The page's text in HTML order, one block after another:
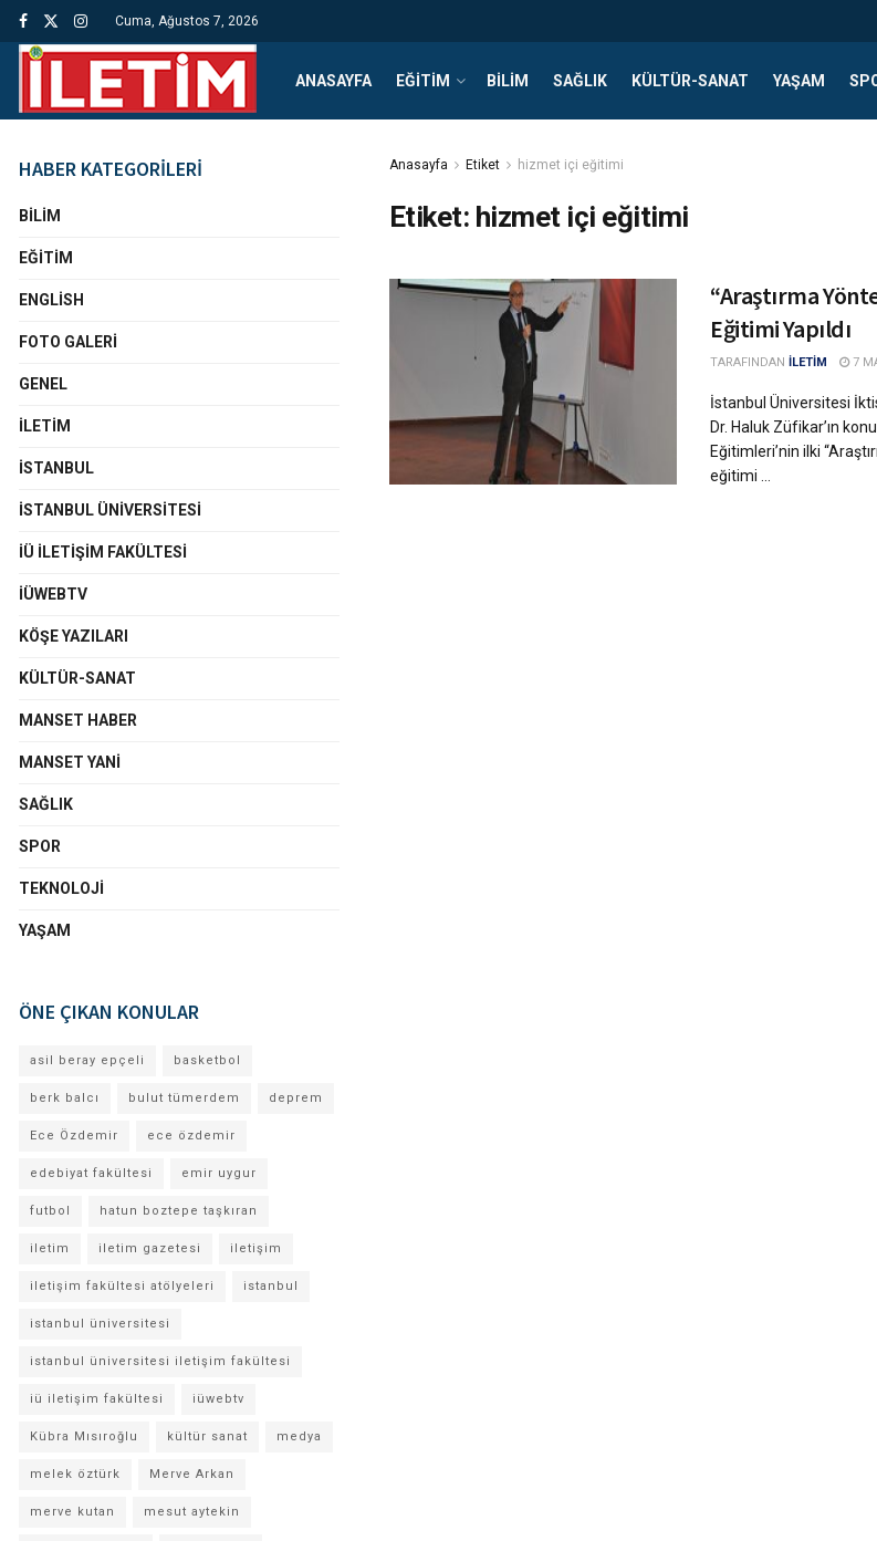
Cuma, Ağustos 7, 2026
ANASAYFA EĞITIM BILIM SAĞLIK KÜLTÜR-SANAT YAŞAM
Anasayfa Etiket hizmet içi eğitimi
Etiket: hizmet içi eğitimi
“Araştırma
Eğitimi Yapıldı
TARAFINDAN İLETİM 7
İstanbul Üniversitesi
Dr. Haluk Züfikar’ın
Eğitimleri’nin ilki
eğitimi ...
HABER KATEGORİLERİ
BILIM
EĞITIM
ENGLISH
FOTO GALERI
GENEL
İLETIM
İSTANBUL
İSTANBUL ÜNIVERSITESI
İÜ İLETIŞIM FAKÜLTESI
İÜWEBTV
KÖŞE YAZILARI
KÜLTÜR-SANAT
MANSET HABER
MANSET YANI
SAĞLIK
SPOR
TEKNOLOJI
YAŞAM
ÖNE ÇIKAN KONULAR
asil beray epçeli basketbol
berk balcı bulut tümerdem deprem
Ece Özdemir ece özdemir
edebiyat fakültesi emir uygur
futbol hatun boztepe taşkıran
iletim iletim gazetesi iletişim
iletişim fakültesi atölyeleri istanbul
istanbul üniversitesi
istanbul üniversitesi iletişim fakültesi
iü iletişim fakültesi iüwebtv
Kübra Mısıroğlu kültür sanat medya
melek öztürk Merve Arkan
merve kutan mesut aytekin